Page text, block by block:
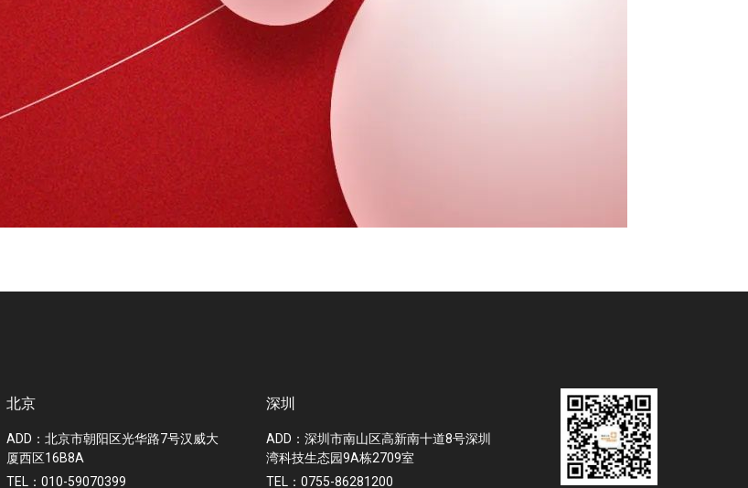
北京
ADD：北京市朝阳区光华路7号汉威大
厦西区16B8A
TEL：010-59070399
深圳
ADD：深圳市南山区高新南十道8号深圳
湾科技生态园9A栋2709室
TEL：0755-86281200